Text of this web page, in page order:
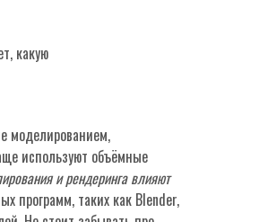
какую
моделированием,
используют объёмные
и рендеринга влияют
программ, таких как Blender,